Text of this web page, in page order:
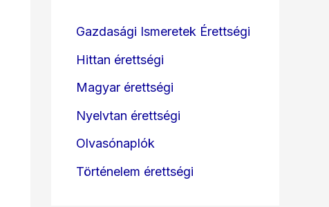
Gazdasági Ismeretek Érettségi
Hittan érettségi
Magyar érettségi
Nyelvtan érettségi
Olvasónaplók
Történelem érettségi